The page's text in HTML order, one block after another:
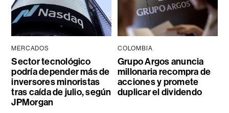
MERCADOS
Sector tecnológico
podría depender más de
inversores minoristas
tras caída de julio, según
JPMorgan
COLOMBIA
Grupo Argos anuncia
millonaria recompra de
acciones y promete
duplicar el dividendo